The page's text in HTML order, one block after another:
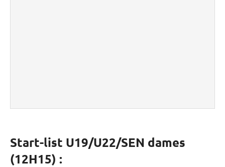
Start-list U19/U22/SEN dames
(12H15) :